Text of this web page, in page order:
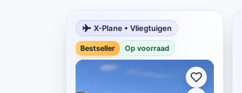
X-Plane • Vliegtuigen
Bestseller Op voorraad